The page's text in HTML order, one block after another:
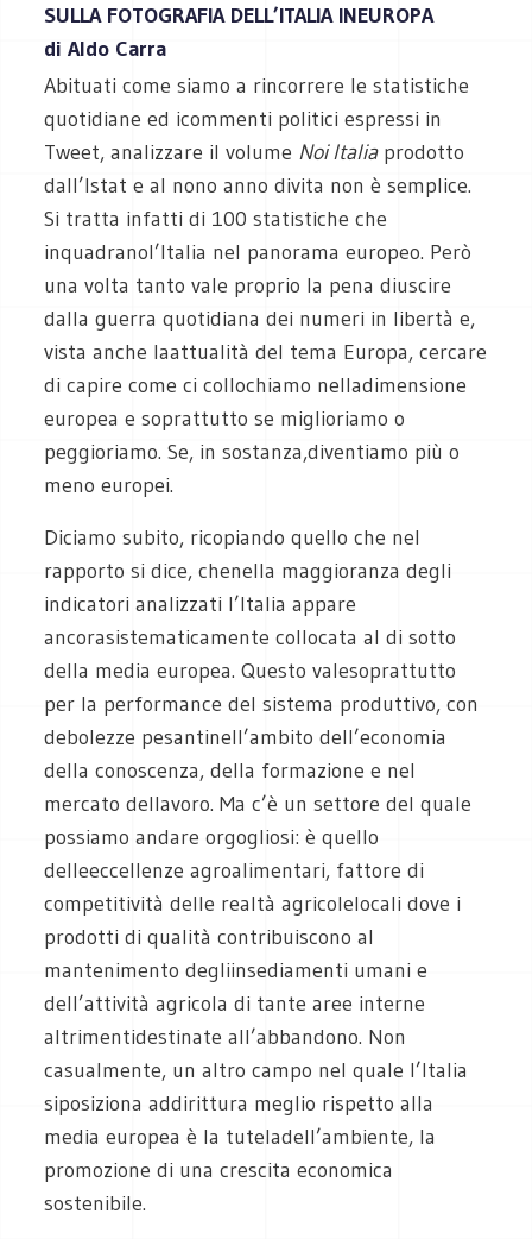
SULLA FOTOGRAFIA DELL’ITALIA INEUROPA
di Aldo Carra
Abituati come siamo a rincorrere le statistiche
quotidiane ed icommenti politici espressi in
Tweet, analizzare il volume Noi Italia prodotto
dall’Istat e al nono anno divita non è semplice.
Si tratta infatti di 100 statistiche che
inquadranol’Italia nel panorama europeo. Però
una volta tanto vale proprio la pena diuscire
dalla guerra quotidiana dei numeri in libertà e,
vista anche laattualità del tema Europa, cercare
di capire come ci collochiamo nelladimensione
europea e soprattutto se miglioriamo o
peggioriamo. Se, in sostanza,diventiamo più o
meno europei.
Diciamo subito, ricopiando quello che nel
rapporto si dice, chenella maggioranza degli
indicatori analizzati l’Italia appare
ancorasistematicamente collocata al di sotto
della media europea. Questo valesoprattutto
per la performance del sistema produttivo, con
debolezze pesantinell’ambito dell’economia
della conoscenza, della formazione e nel
mercato dellavoro. Ma c’è un settore del quale
possiamo andare orgogliosi: è quello
delleeccellenze agroalimentari, fattore di
competitività delle realtà agricolelocali dove i
prodotti di qualità contribuiscono al
mantenimento degliinsediamenti umani e
dell’attività agricola di tante aree interne
altrimentidestinate all’abbandono. Non
casualmente, un altro campo nel quale l’Italia
siposiziona addirittura meglio rispetto alla
media europea è la tuteladell’ambiente, la
promozione di una crescita economica
sostenibile.